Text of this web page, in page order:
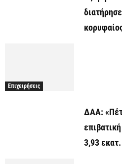
Επιχειρήσεις
ΔΑΑ:
3,93